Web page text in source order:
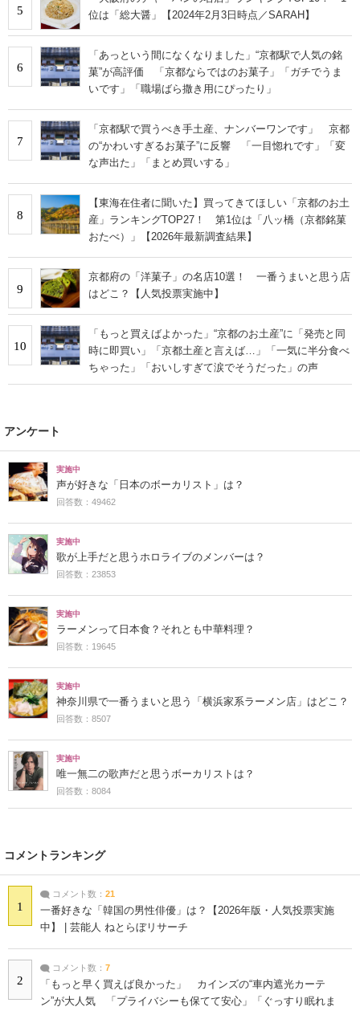
5
位は「総大醤」【2024年2月3日時点／SARAH】
6
「あっという間になくなりました」“京都駅で人気の銘
菓”が高評価 「京都ならではのお菓子」「ガチでうま
いです」「職場ばら撒き用にぴったり」
7
「京都駅で買うべき手土産、ナンバーワンです」 京都
の“かわいすぎるお菓子”に反響 「一目惚れです」「変
な声出た」「まとめ買いする」
8
【東海在住者に聞いた】買ってきてほしい「京都のお土
産」ランキングTOP27！ 第1位は「八ッ橋（京都銘菓
おたべ）」【2026年最新調査結果】
9
京都府の「洋菓子」の名店10選！ 一番うまいと思う店
はどこ？【人気投票実施中】
10
「もっと買えばよかった」“京都のお土産”に「発売と同
時に即買い」「京都土産と言えば…」「一気に半分食べ
ちゃった」「おいしすぎて涙でそうだった」の声
アンケート
実施中
声が好きな「日本のボーカリスト」は？
回答数：49462
実施中
歌が上手だと思うホロライブのメンバーは？
回答数：23853
実施中
ラーメンって日本食？それとも中華料理？
回答数：19645
実施中
神奈川県で一番うまいと思う「横浜家系ラーメン店」はどこ？
回答数：8507
実施中
唯一無二の歌声だと思うボーカリストは？
回答数：8084
コメントランキング
1
コメント数： 21
一番好きな「韓国の男性俳優」は？【2026年版・人気投票実施
中】 | 芸能人 ねとらぼリサーチ
2
コメント数： 7
「もっと早く買えば良かった」 カインズの“車内遮光カーテ
ン”が大人気 「プライバシーも保てて安心」「ぐっすり眠れま